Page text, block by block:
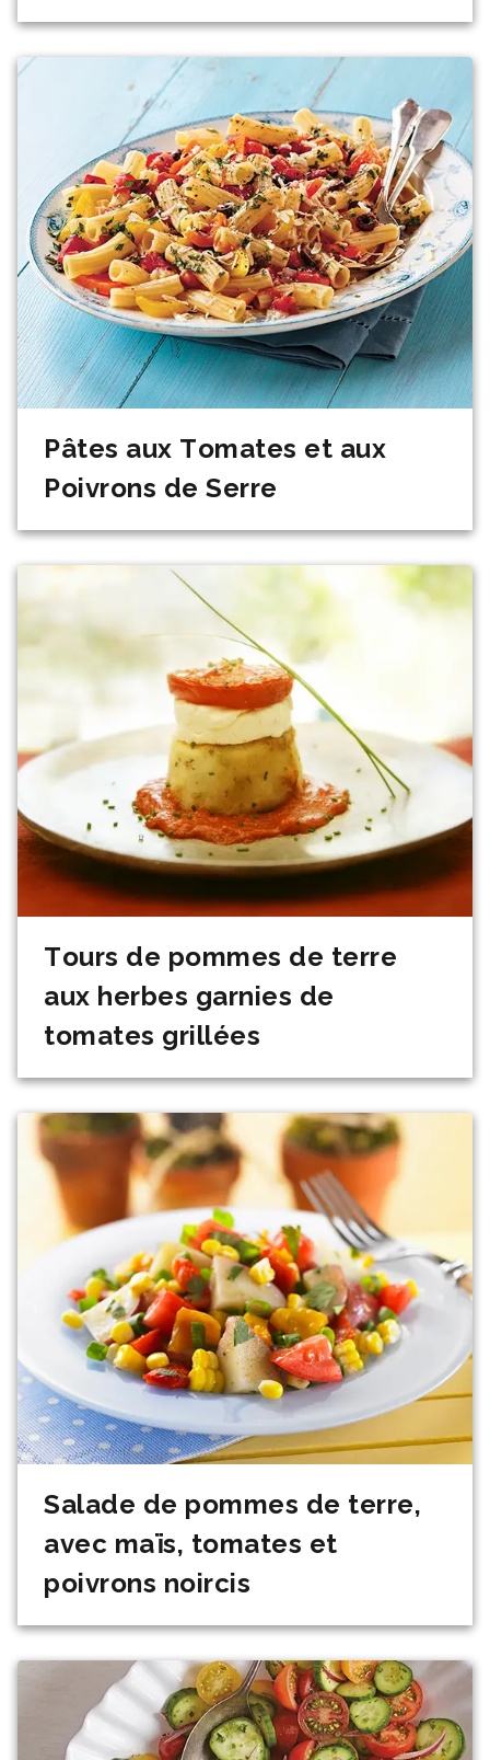
Pâtes aux Tomates et aux
Poivrons de Serre
Tours de pommes de terre
aux herbes garnies de
tomates grillées
Salade de pommes de terre,
avec maïs, tomates et
poivrons noircis